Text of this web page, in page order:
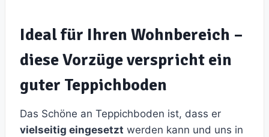
Ideal für Ihren Wohnbereich –
diese Vorzüge verspricht ein
guter Teppichboden
Das Schöne an Teppichboden ist, dass er
vielseitig eingesetzt werden kann und uns in